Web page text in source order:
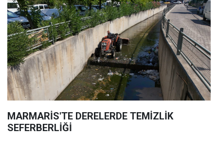
MARMARİS'TE DERELERDE TEMİZLİK
SEFERBERLİĞİ